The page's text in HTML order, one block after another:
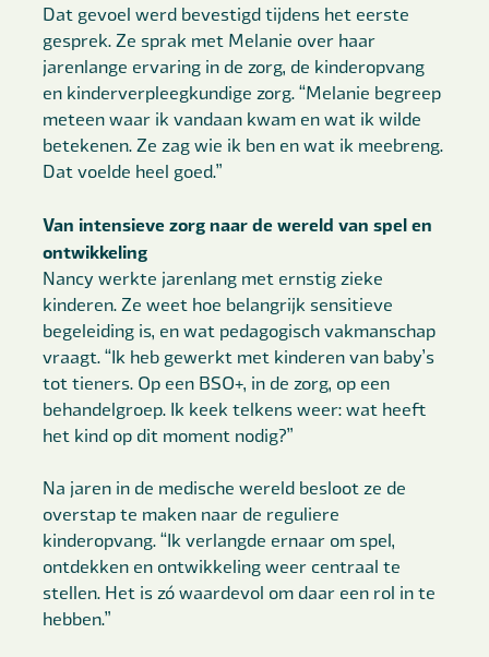
Dat gevoel werd bevestigd tijdens het eerste
gesprek. Ze sprak met Melanie over haar
jarenlange ervaring in de zorg, de kinderopvang
en kinderverpleegkundige zorg. “Melanie begreep
meteen waar ik vandaan kwam en wat ik wilde
betekenen. Ze zag wie ik ben en wat ik meebreng.
Dat voelde heel goed.”
Van intensieve zorg naar de wereld van spel en
ontwikkeling
Nancy werkte jarenlang met ernstig zieke
kinderen. Ze weet hoe belangrijk sensitieve
begeleiding is, en wat pedagogisch vakmanschap
vraagt. “Ik heb gewerkt met kinderen van baby’s
tot tieners. Op een BSO+, in de zorg, op een
behandelgroep. Ik keek telkens weer: wat heeft
het kind op dit moment nodig?”
Na jaren in de medische wereld besloot ze de
overstap te maken naar de reguliere
kinderopvang. “Ik verlangde ernaar om spel,
ontdekken en ontwikkeling weer centraal te
stellen. Het is zó waardevol om daar een rol in te
hebben.”